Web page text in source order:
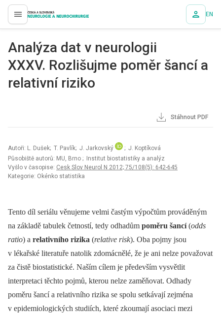
proLékaře.cz EN
Analýza dat v neurologii
XXXV. Rozlišujme poměr šancí a
relativní riziko
Stáhnout PDF
Autoři: L. Dušek; T. Pavlík; J. Jarkovský
; J. Koptíková
Působiště autorů: MU, Brno ; Institut biostatistiky a analýz
Vyšlo v časopise: Cesk Slov Neurol N 2012; 75/108(5): 642-645
Kategorie: Okénko statistika
Tento díl seriálu věnujeme velmi častým výpočtům prováděným
na základě tabulek četností, tedy odhadům poměru šancí(odds
ratio) a relativního rizika (relative risk). Oba pojmy jsou
v lékařské literatuře natolik zdomácnělé, že je ani nelze považovat
za čistě biostatistické. Naším cílem je především vysvětlit
interpretaci těchto pojmů, kterou nelze zaměňovat. Odhady
poměru šancí a relativního rizika se spolu setkávají zejména
v epidemiologických studiích, které zkoumají asociaci mezi